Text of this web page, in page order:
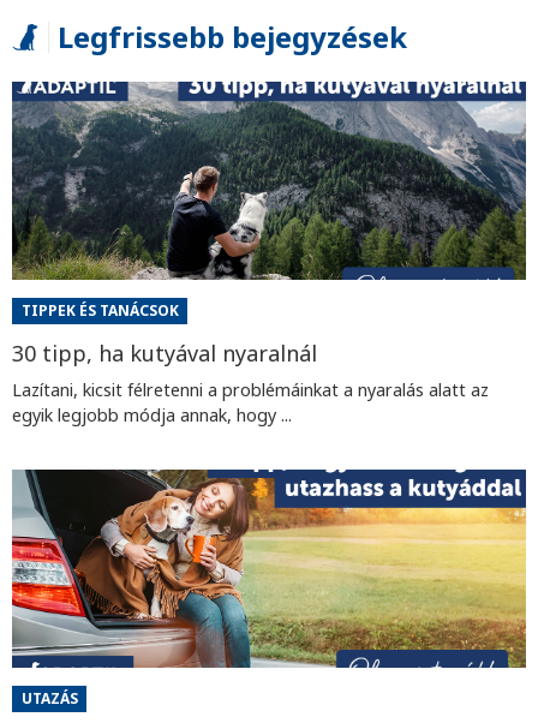
Legfrissebb bejegyzések
TIPPEK ÉS TANÁCSOK
30 tipp, ha kutyával nyaralnál
Lazítani, kicsit félretenni a problémáinkat a nyaralás alatt az
egyik legjobb módja annak, hogy ...
UTAZÁS